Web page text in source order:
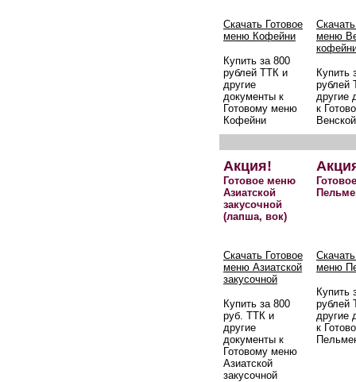
Скачать Готовое
меню Кофейни
Купить за 800
рублей ТТК и
другие
документы к
Готовому меню
Кофейни
меню
Купить
рублей
другие
к
Акция!
Готовое меню
Азиатской
закусочной
(лапша, вок)
Скачать Готовое
меню Азиатской
закусочной
Купить за 800
руб. ТТК и
другие
документы к
Готовому меню
Азиатской
закусочной
меню
Купить
рублей
другие
к